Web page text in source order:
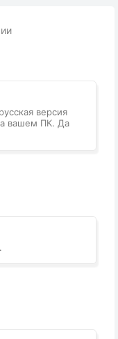
версия
вашем ПК. Да